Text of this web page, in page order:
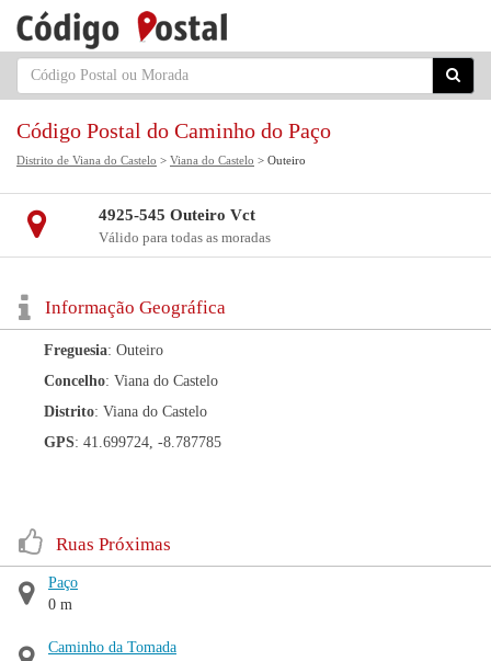
Código Postal do Caminho do Paço
Distrito de Viana do Castelo > Viana do Castelo > Outeiro
4925-545 Outeiro Vct
Válido para todas as moradas
Informação Geográfica
Freguesia: Outeiro
Concelho: Viana do Castelo
Distrito: Viana do Castelo
GPS: 41.699724, -8.787785
Ruas Próximas
Paço
0 m
Caminho da Tomada